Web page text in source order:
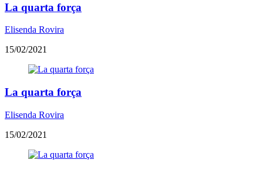
La quarta força
Elisenda Rovira
15/02/2021
La quarta força
Elisenda Rovira
15/02/2021